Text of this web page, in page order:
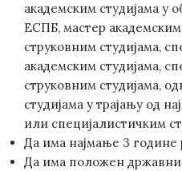
академским студијама у
ЕСПБ, мастер академским
струковним студијама,
академским студијама,
струковним студијама,
студијама у трајању од
или специјалистичким
Да има најмање 3 годинe
Да има положен